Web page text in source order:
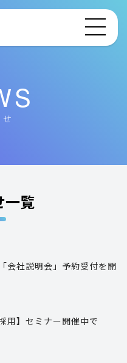
一覧
会社説明会」予約受付を開
用】セミナー開催中で